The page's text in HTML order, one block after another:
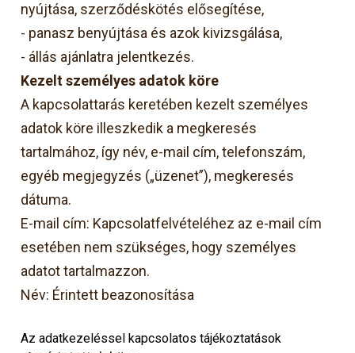
nyújtása, szerződéskötés elősegítése,
- panasz benyújtása és azok kivizsgálása,
- állás ajánlatra jelentkezés.
Kezelt személyes adatok köre
A kapcsolattarás keretében kezelt személyes
adatok köre illeszkedik a megkeresés
tartalmához, így név, e-mail cím, telefonszám,
egyéb megjegyzés („üzenet”), megkeresés
dátuma.
E-mail cím: Kapcsolatfelvételéhez az e-mail cím
esetében nem szükséges, hogy személyes
adatot tartalmazzon.
Név: Érintett beazonosítása
Az adatkezeléssel kapcsolatos tájékoztatások